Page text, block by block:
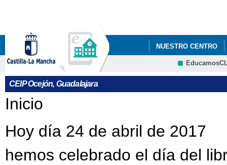
NUESTRO CENTRO
PLAN DE
CEIP Ocejón, Guadalajara
Se encuentra usted aquí
Inicio
Hoy día 24 de abril de 2017
hemos celebrado el día del